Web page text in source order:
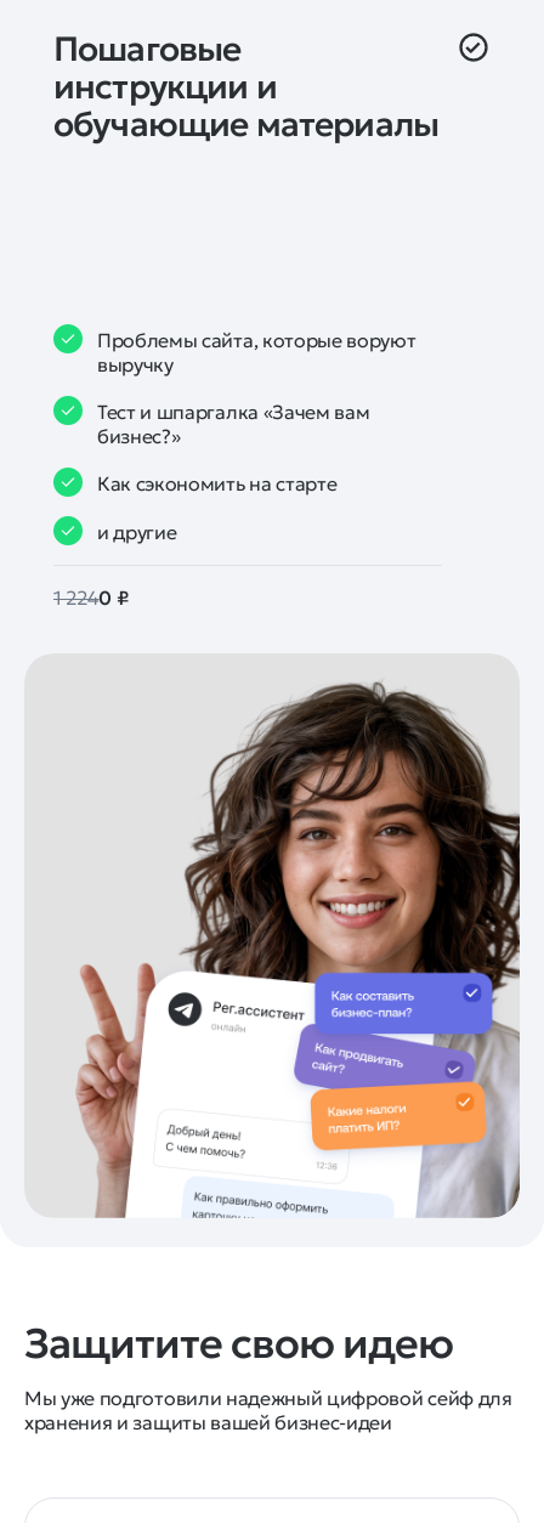
Пошаговые
инструкции и
обучающие материалы
Проблемы сайта, которые воруют
выручку
Тест и шпаргалка «Зачем вам
бизнес?»
Как сэкономить на старте
и другие
1 2240 ₽
Защитите свою идею
Мы уже подготовили надежный цифровой сейф для
хранения и защиты вашей бизнес-идеи